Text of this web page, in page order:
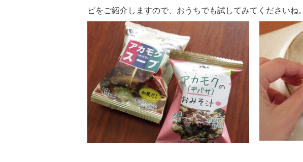
ピをご紹介しますので、おうちでも試してみてくださいね。